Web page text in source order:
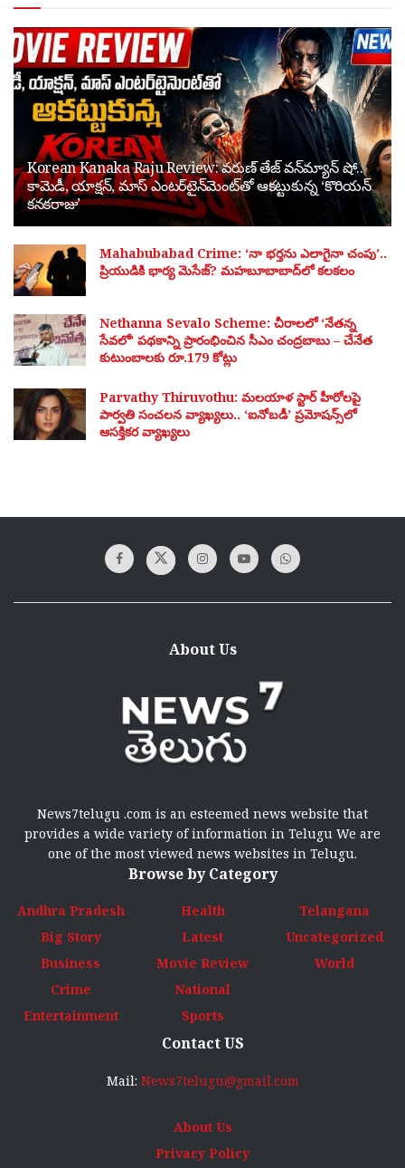
Korean Kanaka Raju Review: వరుణ్ తేజ్ వన్‌మ్యాన్ షో..
కామెడీ, యాక్షన్, మాస్ ఎంటర్‌టైన్‌మెంట్‌తో ఆకట్టుకున్న ‘కొరియన్
కనకరాజు’
Mahabubabad Crime: ‘నా భర్తను ఎలాగైనా చంపు’..
ప్రియుడికి భార్య మెసేజ్? మహబూబాబాద్‌లో కలకలం
Nethanna Sevalo Scheme: చీరాలలో ‘నేతన్న
సేవలో’ పథకాన్ని ప్రారంభించిన సీఎం చంద్రబాబు – చేనేత
కుటుంబాలకు రూ.179 కోట్లు
Parvathy Thiruvothu: మలయాళ స్టార్ హీరోలపై
పార్వతి సంచలన వ్యాఖ్యలు.. ‘ఐనోబడీ’ ప్రమోషన్స్‌లో
ఆసక్తికర వ్యాఖ్యలు
About Us
News7telugu .com is an esteemed news website that
provides a wide variety of information in Telugu We are
one of the most viewed news websites in Telugu.
Browse by Category
Andhra Pradesh
Big Story
Business
Crime
Entertainment
Health
Latest
Movie Review
National
Sports
Telangana
Uncategorized
World
Contact US
Mail: News7telugu@gmail.com
About Us
Privacy Policy